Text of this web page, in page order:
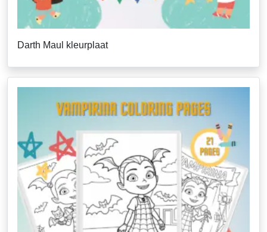
Darth Maul kleurplaat